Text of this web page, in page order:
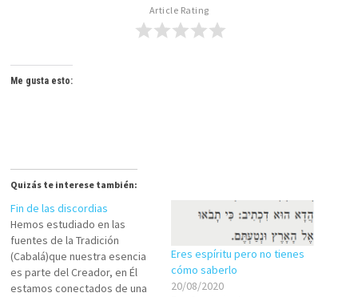
Article Rating
Me gusta esto:
Quizás te interese también:
Fin de las discordias
Hemos estudiado en las
fuentes de la Tradición
(Cabalá)que nuestra esencia
es parte del Creador, en Él
estamos conectados de una
Eres espíritu pero no tienes
cómo saberlo
20/08/2020